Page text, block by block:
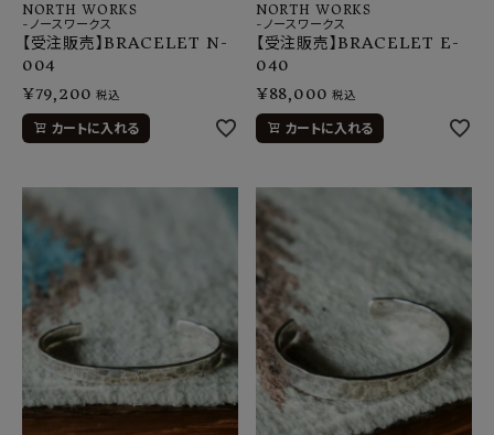
NORTH WORKS
-ノースワークス
【受注販売】BRACELET N-
004
¥79,200 税込
カートに入れる
NORTH WORKS
-ノースワークス
【受注販売】BRACELET E-
040
¥88,000 税込
カートに入れる